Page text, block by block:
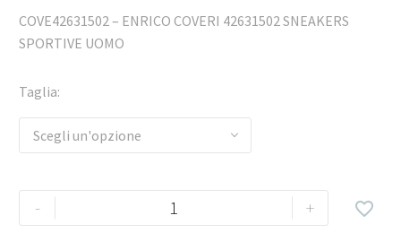
COVE42631502 – ENRICO COVERI 42631502 SNEAKERS
SPORTIVE UOMO
Taglia
Scegli un'opzione
- + 